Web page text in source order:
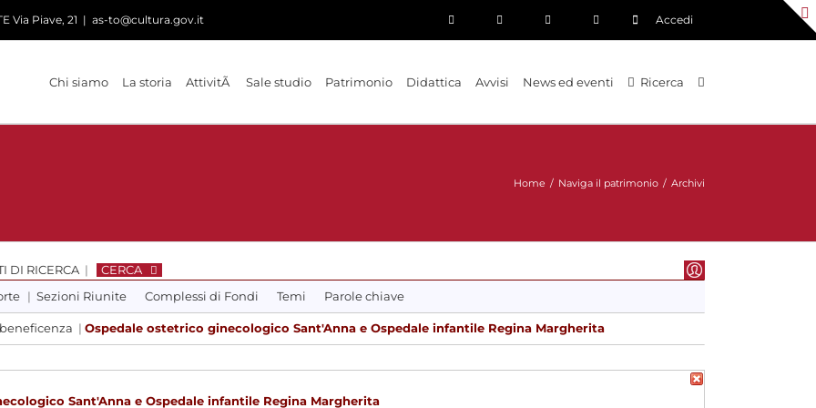
Via Piave, 21 | as-to@cultura.gov.it Accedi
Chi siamo La storia AttivitÃ Sale studio Patrimonio Didattica Avvisi News ed eventi Ricerca
Home / Naviga il patrimonio / Archivi
DI RICERCA |
CERCA
| Sezioni Riunite Complessi di Fondi Temi Parole chiave
| Ospedale ostetrico ginecologico Sant'Anna e Ospedale infantile Regina Margherita
Sant'Anna e Ospedale infantile Regina Margherita